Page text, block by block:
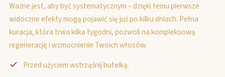
Ważne jest, aby być systematycznym – dzięki temu pierwsze
widoczne efekty mogą pojawić się już po kilku dniach. Pełna
kuracja, która trwa kilka tygodni, pozwoli na kompleksową
regenerację i wzmocnienie Twoich włosów.
Przed użyciem wstrząśnij butelką.